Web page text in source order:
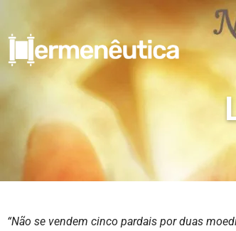
“Não se vendem cinco pardais por duas